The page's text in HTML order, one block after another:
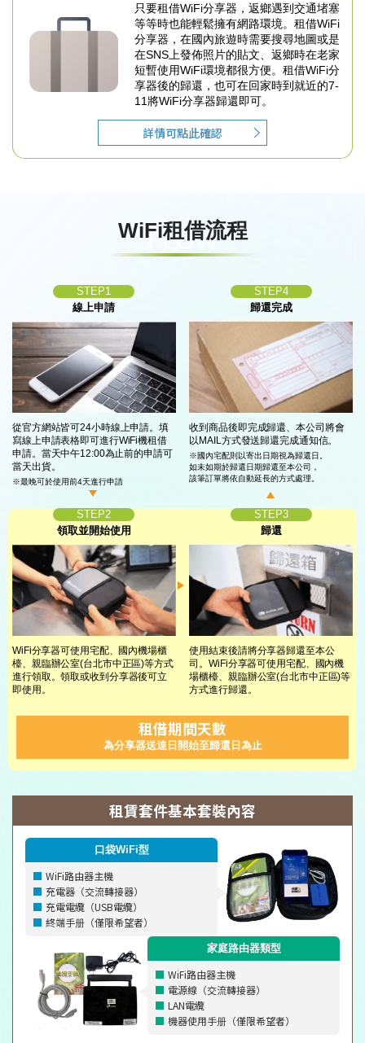
只要租借WiFi分享器，返鄉遇到交通堵塞
等等時也能輕鬆擁有網路環境。 租借WiFi
分享器，在國內旅遊時需要搜尋地圖或是
在SNS上發佈照片的貼文、返鄉時在老家
短暫使用WiFi環境都很方便。 租借WiFi分
享器後的歸還，也可在回家時到就近的7-
11將WiFi分享器歸還即可。
詳情可點此確認
FLOW
WiFi租借流程
STEP1
線上申請
從官方網站皆可24小時線上申請。填
寫線上申請表格即可進行WiFi機租借
申請。 當天中午12:00為止前的申請可
當天出貨。
※最晚可於使用前4天進行申請
STEP2
領取並開始使用
WiFi分享器可使用宅配、國內機場櫃
檯、 親臨辦公室(台北市中正區)等方式
進行領取。領取或收到分享器後可立
即使用。
STEP3
歸還
使用結束後請將分享器歸還至本公
司。WiFi分享器可使用宅配、國內機
場櫃檯、 親臨辦公室(台北市中正區)等
方式進行歸還。
STEP4
歸還完成
收到商品後即完成歸還、本公司將會
以 MAIL方式發送歸還完成通知信。
※國內宅配則以寄出日期視為歸還日。
如未如期於歸還日期歸還至本公司，
該筆訂單將依自動延長的方式處理。
租借期間天數
為分享器送達日開始至歸還日為止
租賃套件基本套裝內容
口袋WiFi型
WiFi路由器主機
充電器（交流轉接器）
充電電纜（USB電纜）
終端手册（僅限希望者）
家庭路由器類型
WiFi路由器主機
電源線（交流轉接器）
LAN電纜
機器使用手册（僅限希望者）